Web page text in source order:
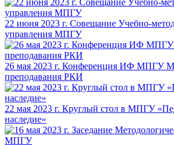
22 июня 2023 г. Совещание Учебно-
управления МПГУ
26 мая 2023 г. Конференция ИФ МПГУ
преподавания РКИ
22 мая 2023 г. Круглый стол в МПГУ
наследие»